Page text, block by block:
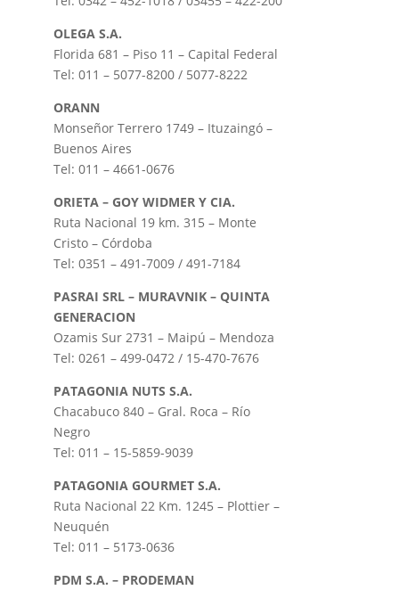
OLEGA S.A.
Florida 681 – Piso 11 – Capital Federal
Tel: 011 – 5077-8200 / 5077-8222
ORANN
Monseñor Terrero 1749 – Ituzaingó –
Buenos Aires
Tel: 011 – 4661-0676
ORIETA – GOY WIDMER Y CIA.
Ruta Nacional 19 km. 315 – Monte
Cristo – Córdoba
Tel: 0351 – 491-7009 / 491-7184
PASRAI SRL – MURAVNIK – QUINTA
GENERACION
Ozamis Sur 2731 – Maipú – Mendoza
Tel: 0261 – 499-0472 / 15-470-7676
PATAGONIA NUTS S.A.
Chacabuco 840 – Gral. Roca – Río
Negro
Tel: 011 – 15-5859-9039
PATAGONIA GOURMET S.A.
Ruta Nacional 22 Km. 1245 – Plottier –
Neuquén
Tel: 011 – 5173-0636
PDM S.A. – PRODEMAN